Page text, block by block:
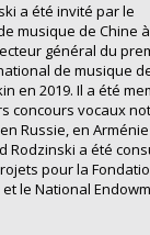
a été invité par le
musique de Chine
général du
de musique
en 2019. Il a été
concours vocaux
Russie, en
Rodzinski a été
pour la
et le National